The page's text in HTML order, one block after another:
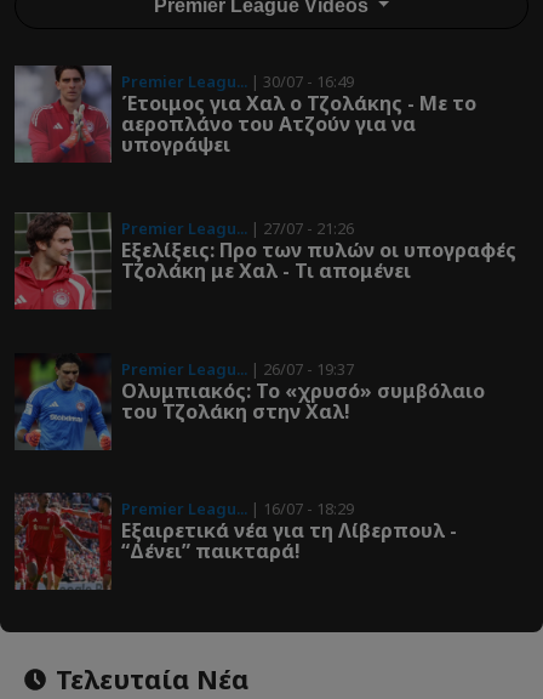
Premier League Videos
Premier Leagu... | 30/07 - 16:49
Έτοιμος για Χαλ ο Τζολάκης - Με το
αεροπλάνο του Ατζούν για να
υπογράψει
Premier Leagu... | 27/07 - 21:26
Εξελίξεις: Προ των πυλών οι υπογραφές
Τζολάκη με Χαλ - Τι απομένει
Premier Leagu... | 26/07 - 19:37
Ολυμπιακός: To «χρυσό» συμβόλαιο
του Τζολάκη στην Χαλ!
Premier Leagu... | 16/07 - 18:29
Εξαιρετικά νέα για τη Λίβερπουλ -
“Δένει” παικταρά!
Τελευταία Νέα